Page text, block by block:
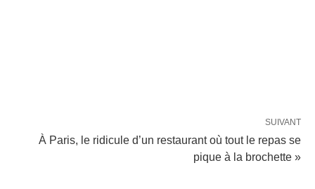
SUIVANT
À Paris, le ridicule d’un restaurant où tout le repas se
pique à la brochette »